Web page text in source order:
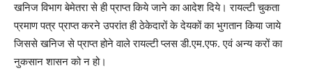
खनिज विभाग बेमेतरा से ही प्राप्त किये जाने का आदेश दिये। रायल्टी चुकता
प्रमाण पत्र प्राप्त करने उपरांत ही ठेकेदारों के देयकों का भुगतान किया जाये
जिससे खनिज से प्राप्त होने वाले रायल्टी प्लस डी.एम.एफ. एवं अन्य करों का
नुकसान शासन को न हो।